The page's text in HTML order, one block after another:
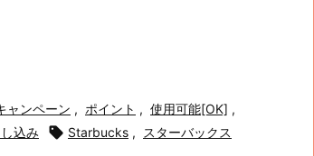
ャンペーン , ポイント , 使用可能[OK] ,
込み
 Starbucks , スターバックス